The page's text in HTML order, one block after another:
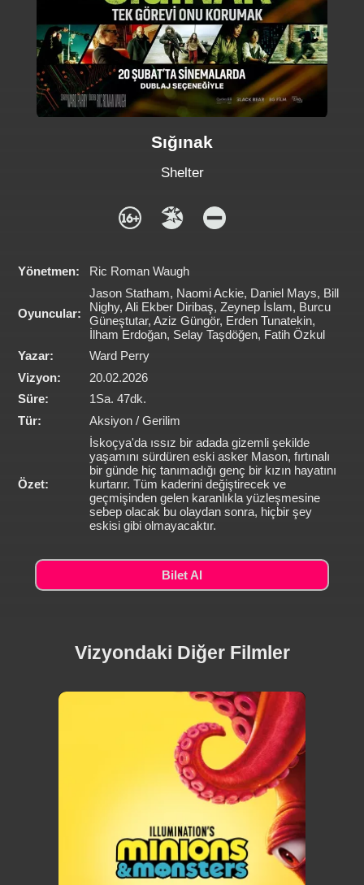
Bilet Al
Sığınak
Shelter
Yönetmen: Ric Roman Waugh
Oyuncular:
Jason Statham, Naomi Ackie, Daniel Mays, Bill
Nighy, Ali Ekber Diribaş, Zeynep İslam, Burcu
Güneştutar, Aziz Güngör, Erden Tunatekin,
İlham Erdoğan, Selay Taşdöğen, Fatih Özkul
Yazar:
Ward Perry
Vizyon:
20.02.2026
Süre:
1Sa. 47dk.
Tür:
Aksiyon / Gerilim
Özet:
İskoçya'da ıssız bir adada gizemli şekilde
yaşamını sürdüren eski asker Mason, fırtınalı
bir günde hiç tanımadığı genç bir kızın hayatını
kurtarır. Tüm kaderini değiştirecek ve
geçmişinden gelen karanlıkla yüzleşmesine
sebep olacak bu olaydan sonra, hiçbir şey
eskisi gibi olmayacaktır.
Vizyondaki Diğer Filmler